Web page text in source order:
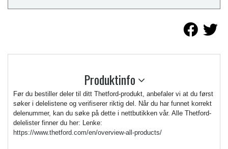
Produktinfo
Før du bestiller deler til ditt Thetford-produkt, anbefaler vi at du først
søker i delelistene og verifiserer riktig del. Når du har funnet korrekt
delenummer, kan du søke på dette i nettbutikken vår. Alle Thetford-
delelister finner du her: Lenke:
https://www.thetford.com/en/overview-all-products/